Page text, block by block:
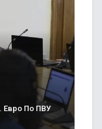
Евро По ПВУ